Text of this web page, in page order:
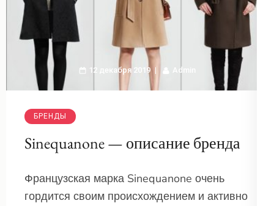
12 декабря 2019 Admin
БРЕНДЫ
Sinequanone — описание бренда
Французская марка Sinequanone очень
гордится своим происхождением и активно